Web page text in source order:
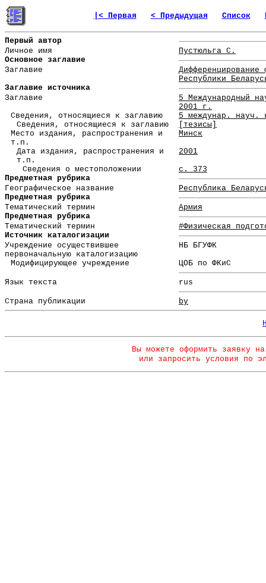
|< Первая < Предыдущая Список
Первый автор
Личное имя
Пустюльга С.
Основное заглавие
Заглавие
Республики
Заглавие источника
Заглавие
5 Международный
2001 г.
Сведения, относящиеся к заглавию
5 междунар. науч.
Сведения, относящиеся к заглавию
[тезисы]
Место издания, распространения и
т.п.
Минск
Дата издания, распространения и
т.п.
2001
Сведения о местоположении
с. 373
Предметная рубрика
Географическое название
Республика
Предметная рубрика
Тематический термин
Армия
Предметная рубрика
Тематический термин
#Физическая
Источник каталогизации
Учреждение осуществившее
первоначальную каталогизацию
НБ БГУФК
Модифицирующее учреждение
ЦОБ по ФКиС
Язык текста rus
Страна публикации by
Вы можете оформить заявку
или запросить условия по